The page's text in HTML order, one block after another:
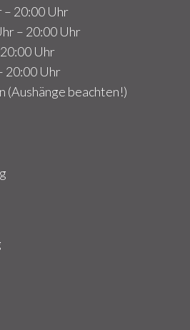
20:00 Uhr
– 20:00 Uhr
Uhr
20:00 Uhr
(Aushänge beachten!)